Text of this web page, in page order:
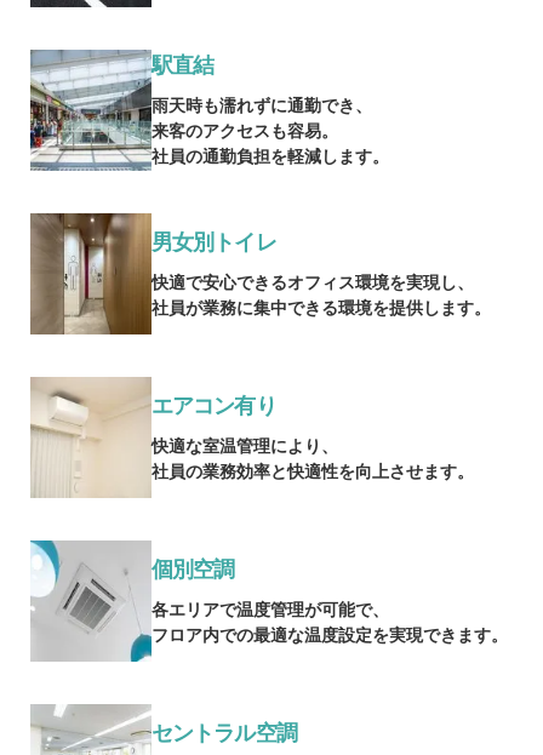
駅直結
雨天時も濡れずに通勤でき、
来客のアクセスも容易。
社員の通勤負担を軽減します。
男女別トイレ
快適で安心できるオフィス環境を実現し、
社員が業務に集中できる環境を提供します。
エアコン有り
快適な室温管理により、
社員の業務効率と快適性を向上させます。
個別空調
各エリアで温度管理が可能で、
フロア内での最適な温度設定を実現できます。
セントラル空調